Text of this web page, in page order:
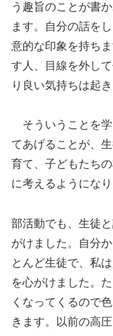
う趣旨のことが書
ます。自分の話を
意的な印象を持ち
す人、目線を外し
り良い気持ちは起き
そういうことを学
てあげることが、
育て、子どもたち
に考えるようになり
部活動でも、生徒
がけました。自分
とんど生徒で、私
を心がけました。
くなってくるので
きます。以前の高